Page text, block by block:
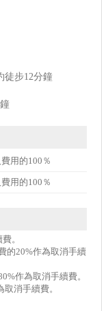
徒步12分鐘
用的100％
用的100％
。
的20%作為取消手續
作為取消手續費。
消手續費。